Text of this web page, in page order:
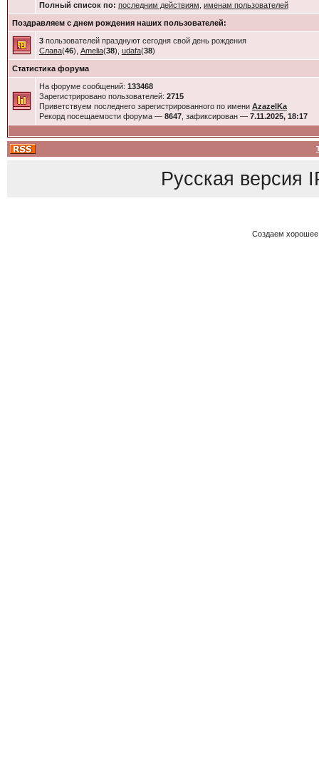
Полный список по: последним действиям именам пользователей
Поздравляем с днем рождения наших пользователей:
3пользователей празднуют сегодня свой день рождения
Слава(46), Amelia(38), udafa(38)
Статистика форума
На форуме сообщений: 133468
Зарегистрировано пользователей: 2715
Приветствуем последнего зарегистрированного по имени AzazelKa
Рекорд посещаемости форума — 8647, зафиксирован — 7.11.2025, 18:17
Русская версия
Создаем